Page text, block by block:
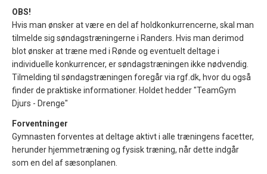
OBS!
Hvis man ønsker at være en del af holdkonkurrencerne, skal man
tilmelde sig søndagstræningerne i Randers. Hvis man derimod
blot ønsker at træne med i Rønde og eventuelt deltage i
individuelle konkurrencer, er søndagstræningen ikke nødvendig.
Tilmelding til søndagstræningen foregår via rgf.dk, hvor du også
finder de praktiske informationer. Holdet hedder "TeamGym
Djurs - Drenge"
Forventninger
Gymnasten forventes at deltage aktivt i alle træningens facetter,
herunder hjemmetræning og fysisk træning, når dette indgår
som en del af sæsonplanen.